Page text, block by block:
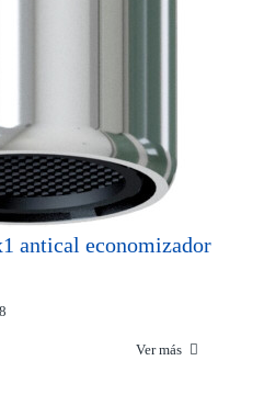
antical economizador
Ver más